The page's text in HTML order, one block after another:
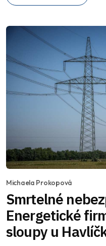
Michaela Prokopová
Smrtelné
Energetické
sloupy u